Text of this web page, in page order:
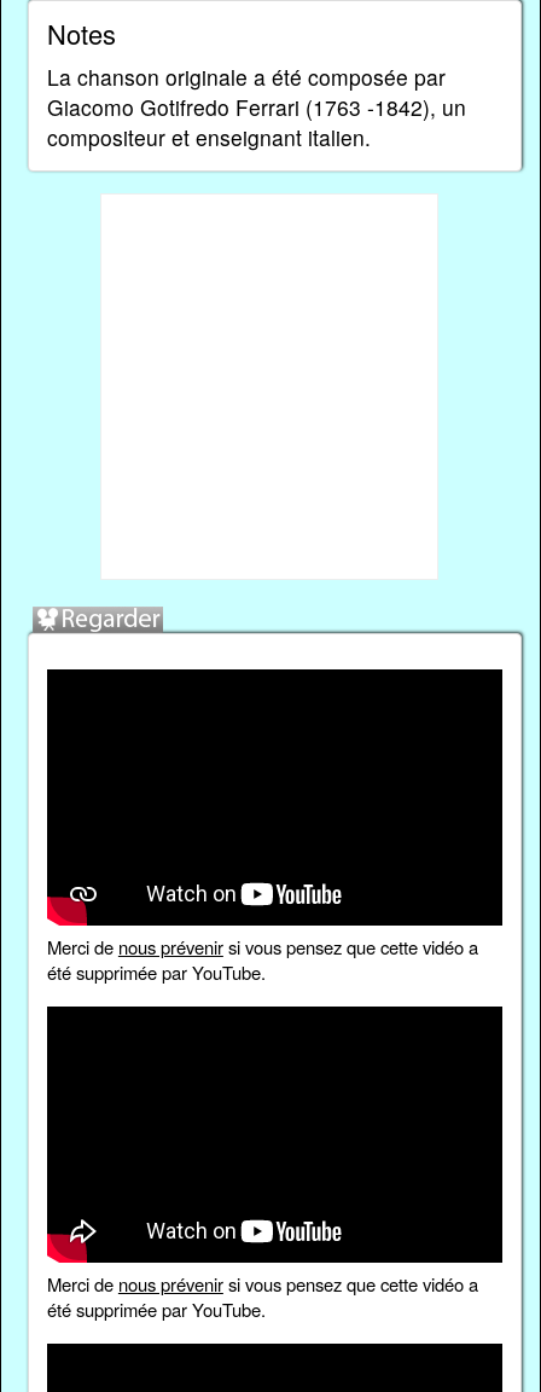
Notes
La chanson originale a été composée par
Giacomo Gotifredo Ferrari (1763 -1842), un
compositeur et enseignant italien.
Merci de nous prévenirsi vous pensez que cette vidéo a
été supprimée par YouTube.
Merci de nous prévenirsi vous pensez que cette vidéo a
été supprimée par YouTube.